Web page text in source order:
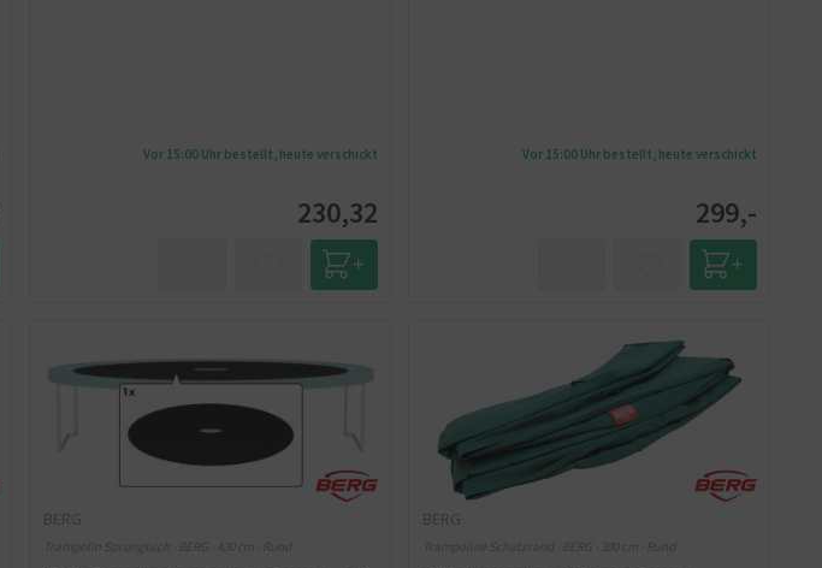
Vor 15:00 Uhr bestellt, heute verschickt
230,32
Vor 15:00 Uhr bestellt, heute verschickt
299,-
BERG
Trampolin Sprungtuch - BERG - 430 cm - Rund
BERG
Trampoline Schutzrand - BERG - 380 cm - Rund